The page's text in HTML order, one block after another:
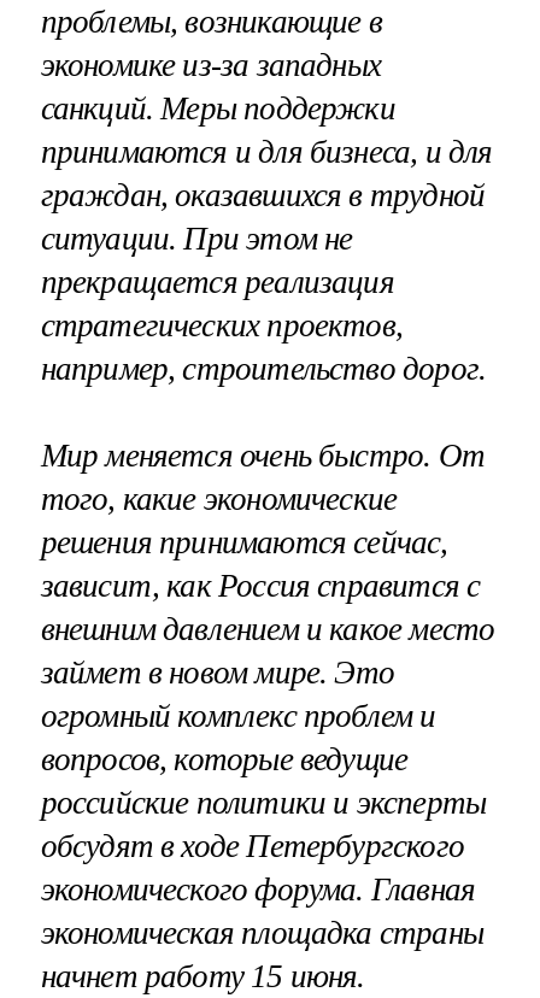
проблемы, возникающие в
экономике из-за западных
санкций. Меры поддержки
принимаются и для бизнеса, и для
граждан, оказавшихся в трудной
ситуации. При этом не
прекращается реализация
стратегических проектов,
например, строительство дорог.
Мир меняется очень быстро. От
того, какие экономические
решения принимаются сейчас,
зависит, как Россия справится с
внешним давлением и какое место
займет в новом мире. Это
огромный комплекс проблем и
вопросов, которые ведущие
российские политики и эксперты
обсудят в ходе Петербургского
экономического форума. Главная
экономическая площадка страны
начнет работу 15 июня.